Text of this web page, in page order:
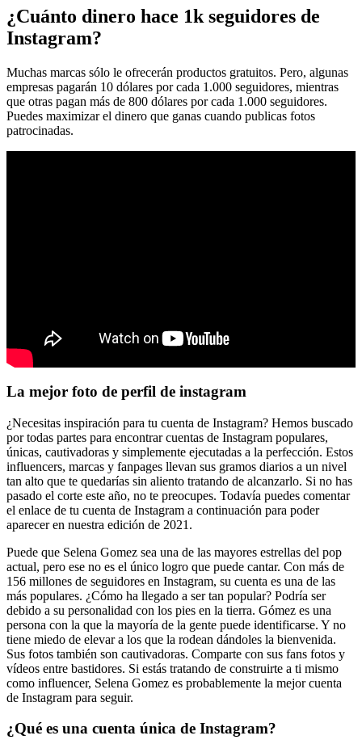
¿Cuánto dinero hace 1k seguidores de
Instagram?
Muchas marcas sólo le ofrecerán productos gratuitos. Pero, algunas
empresas pagarán 10 dólares por cada 1.000 seguidores, mientras
que otras pagan más de 800 dólares por cada 1.000 seguidores.
Puedes maximizar el dinero que ganas cuando publicas fotos
patrocinadas.
La mejor foto de perfil de instagram
¿Necesitas inspiración para tu cuenta de Instagram? Hemos buscado
por todas partes para encontrar cuentas de Instagram populares,
únicas, cautivadoras y simplemente ejecutadas a la perfección. Estos
influencers, marcas y fanpages llevan sus gramos diarios a un nivel
tan alto que te quedarías sin aliento tratando de alcanzarlo. Si no has
pasado el corte este año, no te preocupes. Todavía puedes comentar
el enlace de tu cuenta de Instagram a continuación para poder
aparecer en nuestra edición de 2021.
Puede que Selena Gomez sea una de las mayores estrellas del pop
actual, pero ese no es el único logro que puede cantar. Con más de
156 millones de seguidores en Instagram, su cuenta es una de las
más populares. ¿Cómo ha llegado a ser tan popular? Podría ser
debido a su personalidad con los pies en la tierra. Gómez es una
persona con la que la mayoría de la gente puede identificarse. Y no
tiene miedo de elevar a los que la rodean dándoles la bienvenida.
Sus fotos también son cautivadoras. Comparte con sus fans fotos y
vídeos entre bastidores. Si estás tratando de construirte a ti mismo
como influencer, Selena Gomez es probablemente la mejor cuenta
de Instagram para seguir.
¿Qué es una cuenta única de Instagram?